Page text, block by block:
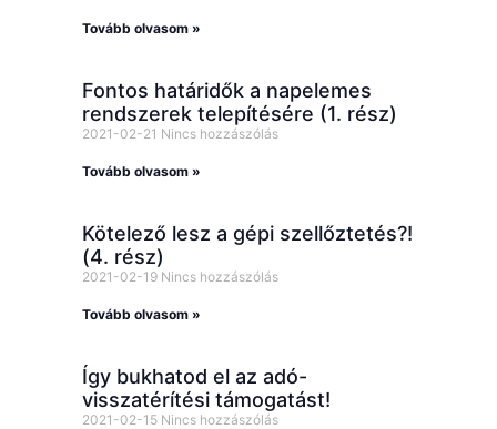
Tovább olvasom »
Fontos határidők a napelemes
rendszerek telepítésére (1. rész)
2021-02-21 Nincs hozzászólás
Tovább olvasom »
Kötelező lesz a gépi szellőztetés?!
(4. rész)
2021-02-19 Nincs hozzászólás
Tovább olvasom »
Így bukhatod el az adó-
visszatérítési támogatást!
2021-02-15 Nincs hozzászólás